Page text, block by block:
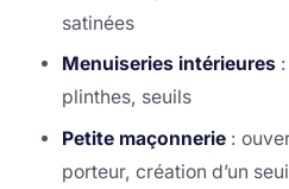
satinées
Menuiseries intérieures
plinthes, seuils
Petite maçonnerie :
porteur, création d’un